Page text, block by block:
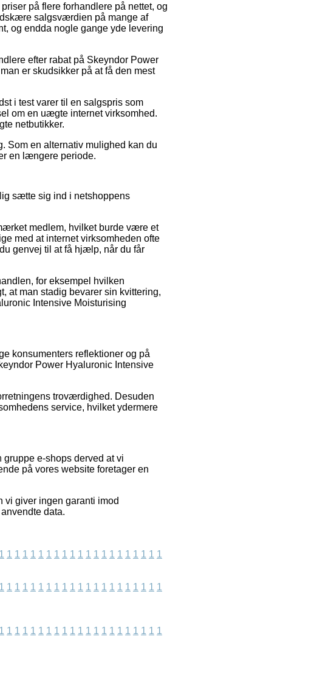
på flere forhandlere på nettet, og
salgsværdien på mange af
og endda nogle gange yde levering
efter rabat på Skeyndor Power
er skudsikker på at få den mest
i test varer til en salgspris som
om en uægte internet virksomhed.
netbutikker.
Som en alternativ mulighed kan du
en længere periode.
sætte sig ind i netshoppens
medlem, hvilket burde være et
med at internet virksomheden ofte
genvej til at få hjælp, når du får
for eksempel hvilken
at man stadig bevarer sin kvittering,
Intensive Moisturising
konsumenters reflektioner og på
Power Hyaluronic Intensive
troværdighed. Desuden
service, hvilket ydermere
e-shops derved at vi
på vores website foretager en
vi giver ingen garanti imod
data.
1 1 1 1 1 1 1 1 1 1 1 1 1 1 1 1 1 1 1 1 1
1 1 1 1 1 1 1 1 1 1 1 1 1 1 1 1 1 1 1 1 1
1 1 1 1 1 1 1 1 1 1 1 1 1 1 1 1 1 1 1 1 1